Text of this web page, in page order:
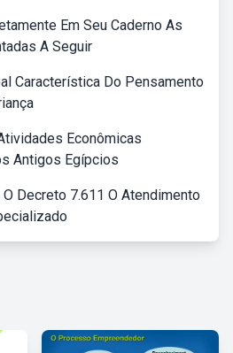
Em Seu Caderno As
A Seguir
Característica Do Pensamento
Econômicas
Antigos Egípcios
Decreto 7.611 O Atendimento